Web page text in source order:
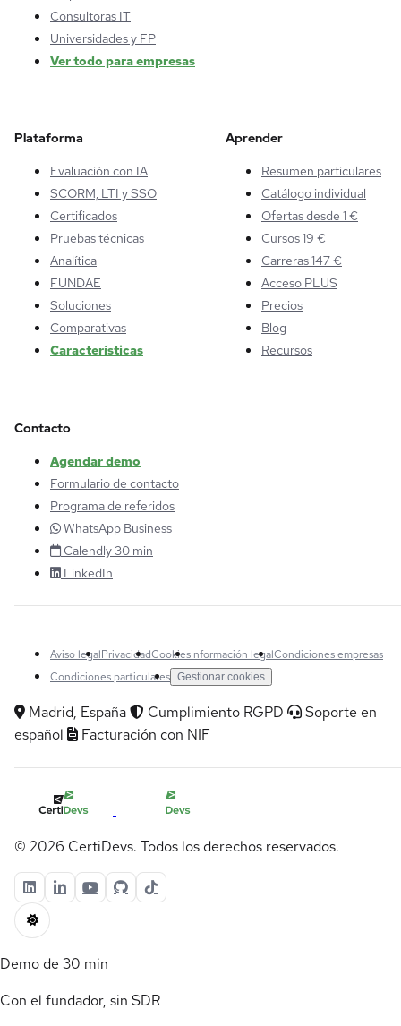
Consultoras IT
Universidades y FP
Ver todo para empresas
Plataforma
Evaluación con IA
SCORM, LTI y SSO
Certificados
Pruebas técnicas
Analítica
FUNDAE
Soluciones
Comparativas
Características
Aprender
Resumen particulares
Catálogo individual
Ofertas desde 1 €
Cursos 19 €
Carreras 147 €
Acceso PLUS
Precios
Blog
Recursos
Contacto
Agendar demo
Formulario de contacto
Programa de referidos
WhatsApp Business
Calendly 30 min
LinkedIn
Aviso legalPrivacidadCookiesInformación legalCondiciones empresas
Condiciones particulares Gestionar cookies
Madrid, España Cumplimiento RGPD
Soporte en
español
Facturación con NIF
© 2026 CertiDevs. Todos los derechos reservados.
Demo de 30 min
Con el fundador, sin SDR